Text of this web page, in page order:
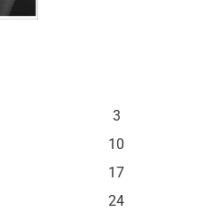
3
10
17
24